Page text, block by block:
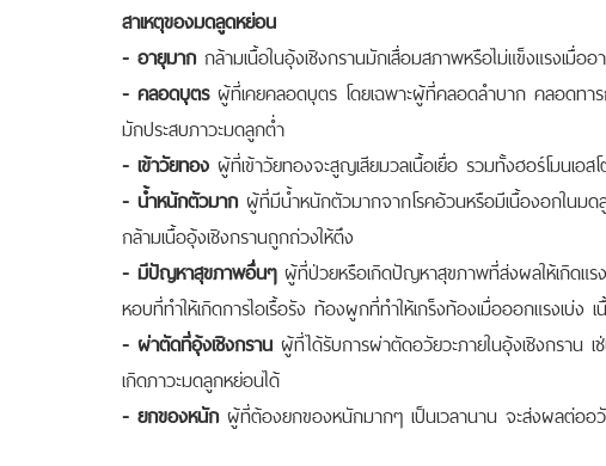
สาเหตุของมดลูดหย่อน
- อายุมาก กล้ามเนื้อในอุ้งเชิงกรานมักเสื่อมสภาพหรือไม่แข็งแรงเมื่
- คลอดบุตรผู้ที่เคยคลอดบุตร โดยเฉพาะผู้ที่คลอดลำบาก คลอดทา
มักประสบภาวะมดลูกต่ำ
- เข้าวัยทอง ผู้ที่เข้าวัยทองจะสูญเสียมวลเนื้อเยื่อ รวมทั้งฮอร์โมนเอส
- น้ำหนักตัวมาก ผู้ที่มีน้ำหนักตัวมากจากโรคอ้วนหรือมีเนื้องอกในมด
กล้ามเนื้ออุ้งเชิงกรานถูกถ่วงให้ตึง
- มีปัญหาสุขภาพอื่นๆผู้ที่ป่วยหรือเกิดปัญหาสุขภาพที่ส่งผลให้เกิดแร
หอบที่ทำให้เกิดการไอเรื้อรัง ท้องผูกที่ทำให้เกร็งท้องเมื่อออกแรงเบ่ง
- ผ่าตัดที่อุ้งเชิงกราน ผู้ที่ได้รับการผ่าตัดอวัยวะภายในอุ้งเชิงกราน
เกิดภาวะมดลูกหย่อนได้
- ยกของหนัก ผู้ที่ต้องยกของหนักมากๆ เป็นเวลานาน จะส่งผลต่ออวั